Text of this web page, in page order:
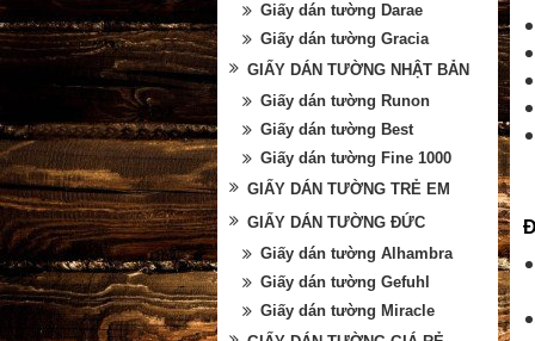
Giấy dán tường Darae
Giấy dán tường Gracia
GIẤY DÁN TƯỜNG NHẬT BẢN
Giấy dán tường Runon
Giấy dán tường Best
Giấy dán tường Fine 1000
GIẤY DÁN TƯỜNG TRẺ EM
GIẤY DÁN TƯỜNG ĐỨC
Giấy dán tường Alhambra
Giấy dán tường Gefuhl
Giấy dán tường Miracle